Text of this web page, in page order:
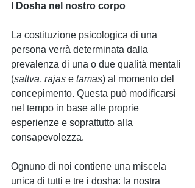
I Dosha nel nostro corpo
La costituzione psicologica di una
persona verrà determinata dalla
prevalenza di una o due qualità mentali
(sattva, rajas e tamas) al momento del
concepimento. Questa può modificarsi
nel tempo in base alle proprie
esperienze e soprattutto alla
consapevolezza.
Ognuno di noi contiene una miscela
unica di tutti e tre i dosha: la nostra